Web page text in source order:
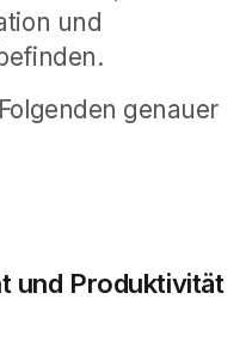
und
genauer
und Produktivität